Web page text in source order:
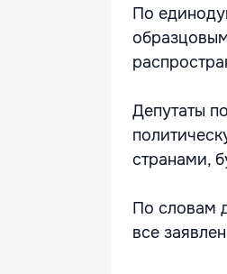
По
Депутаты
странами,
По словам
все